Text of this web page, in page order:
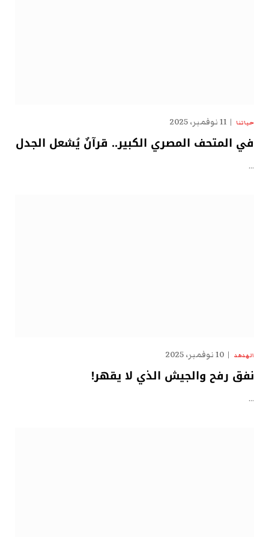
حياتنا 11 نوفمبر، 2025
في المتحف المصري الكبير.. قرآنٌ يُشعل الجدل
…
الهدهد 10 نوفمبر، 2025
نفق رفح والجيش الذي لا يقهر!
…